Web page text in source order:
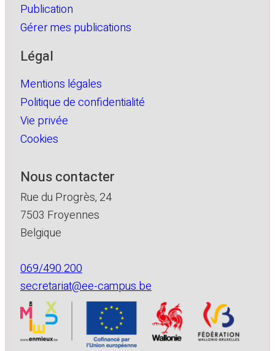
Publication
Gérer mes publications
Légal
Mentions légales
Politique de confidentialité
Vie privée
Cookies
Nous contacter
Rue du Progrès, 24
7503 Froyennes
Belgique
069/490.200
secretariat@ee-campus.be